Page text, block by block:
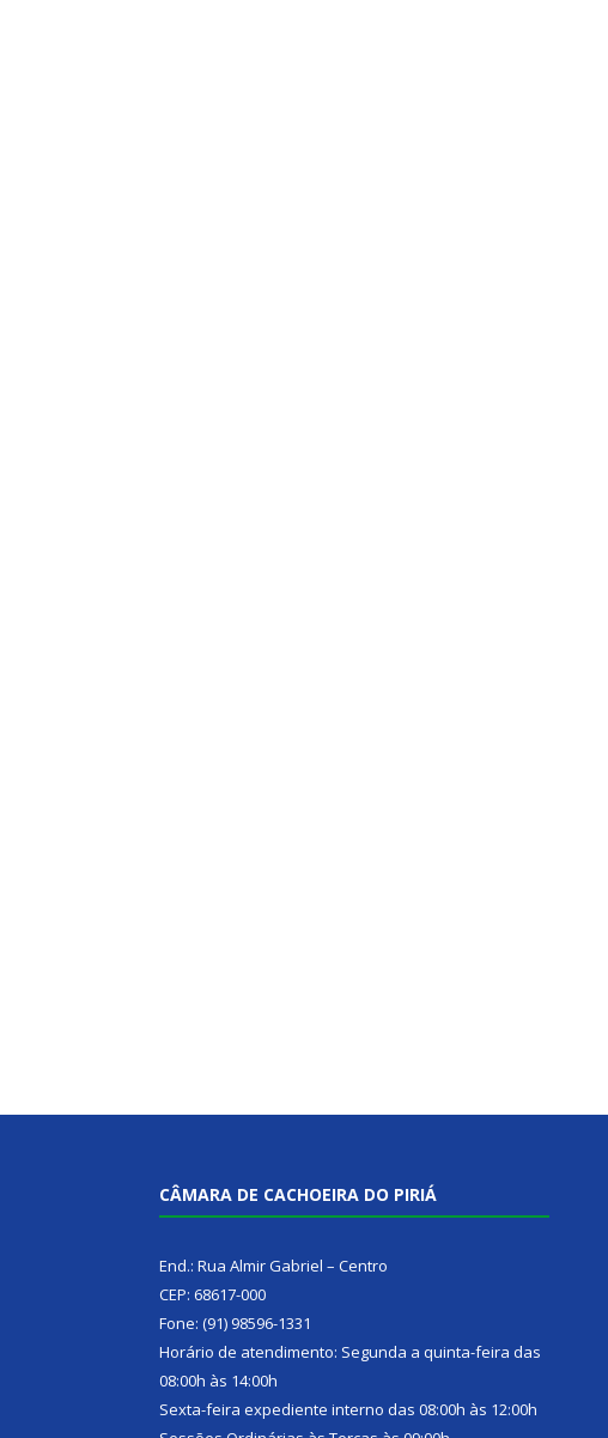
CÂMARA DE CACHOEIRA DO PIRIÁ
End.: Rua Almir Gabriel – Centro
CEP: 68617-000
Fone: (91) 98596-1331
Horário de atendimento: Segunda a quinta-feira das
08:00h às 14:00h
Sexta-feira expediente interno das 08:00h às 12:00h